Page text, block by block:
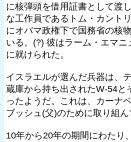
に核弾頭を借用証書として渡
な工作員であるトム・カント
にオバマ政権下で国務省の核
いる。(?) 彼はラーム・エマ
に就けられた。
イスラエルが選んだ兵器は、
蔵庫から持ち出されたW-54と
ったようだ。これは、カーナ
ブッシュ(父)のために取り組ん
10年から20年の期間にわたり